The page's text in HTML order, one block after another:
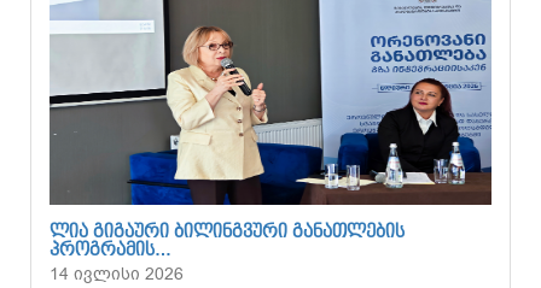
ᲚᲘᲐ ᲒᲘᲒᲐᲣᲠᲘ ᲑᲘᲚᲘᲜᲒᲕᲣᲠᲘ ᲒᲐᲜᲐᲗᲚᲔᲑᲘᲡ
ᲞᲠᲝᲒᲠᲐᲛᲘᲡ…
14 ივლისი 2026